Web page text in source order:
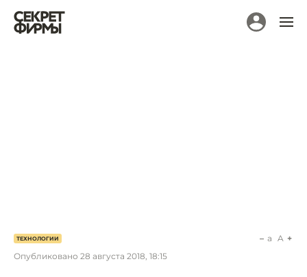
ТЕХНОЛОГИИ
Опубликовано 28 августа 2018, 18:15
a A